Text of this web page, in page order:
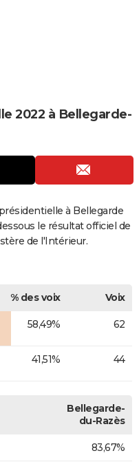
2022 à Bellegarde-
à Bellegarde
le résultat officiel de
de l'Intérieur.
% des voix
Voix
58,49% 62
41,51% 44
Bellegarde-
du-Razès
83,67%